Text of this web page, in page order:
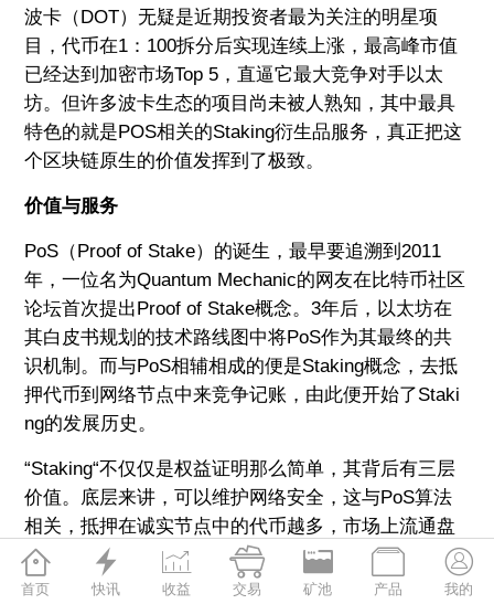
波卡（DOT）无疑是近期投资者最为关注的明星项
目，代币在1：100拆分后实现连续上涨，最高峰市值
已经达到加密市场Top 5，直逼它最大竞争对手以太
坊。但许多波卡生态的项目尚未被人熟知，其中最具
特色的就是POS相关的Staking衍生品服务，真正把这
个区块链原生的价值发挥到了极致。
价值与服务
PoS（Proof of Stake）的诞生，最早要追溯到2011
年，一位名为Quantum Mechanic的网友在比特币社区
论坛首次提出Proof of Stake概念。3年后，以太坊在
其白皮书规划的技术路线图中将PoS作为其最终的共
识机制。而与PoS相辅相成的便是Staking概念，去抵
押代币到网络节点中来竞争记账，由此便开始了Staki
ng的发展历史。
“Staking“不仅仅是权益证明那么简单，其背后有三层
价值。底层来讲，可以维护网络安全，这与PoS算法
相关，抵押在诚实节点中的代币越多，市场上流通盘
越小，那么作恶可能性也就越低。中层是获取网络扩
张当中的收益。公链代币的价值取决于其生态的繁荣

首页

快讯

收益

交易

矿池

产品

我的